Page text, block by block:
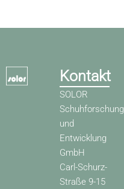
Kontakt
SOLOR
Schuhforschung
und
Entwicklung
GmbH
Carl-Schurz-
Straße 9-15